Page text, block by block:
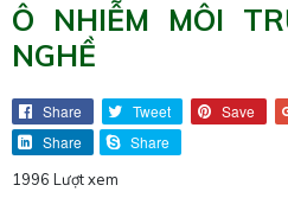
Ô NHIỄM MÔI
NGHỀ
Share Tweet Save
Share
Share
1996 Lượt xem